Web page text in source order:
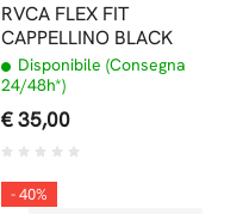
RVCA FLEX FIT
CAPPELLINO BLACK
Disponibile (Consegna
24/48h*)
€ 35,00
- 40%